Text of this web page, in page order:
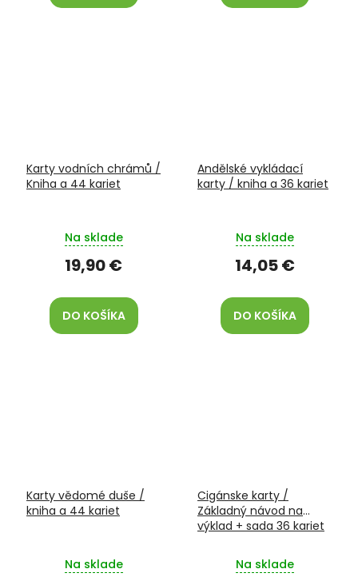
Karty vodních chrámů /
Kniha a 44 kariet
Na sklade
19,90 €
DO KOŠÍKA
Andělské vykládací
karty / kniha a 36 kariet
Na sklade
14,05 €
DO KOŠÍKA
Karty vědomé duše /
kniha a 44 kariet
Na sklade
Cigánske karty /
Základný návod na
výklad + sada 36 kariet
Na sklade